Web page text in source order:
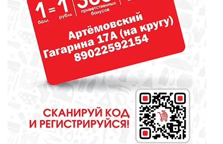
ОБЩЕСТВО
Красота требует... вашего голоса
на «Госуслугах»
МЕДИЦИНА